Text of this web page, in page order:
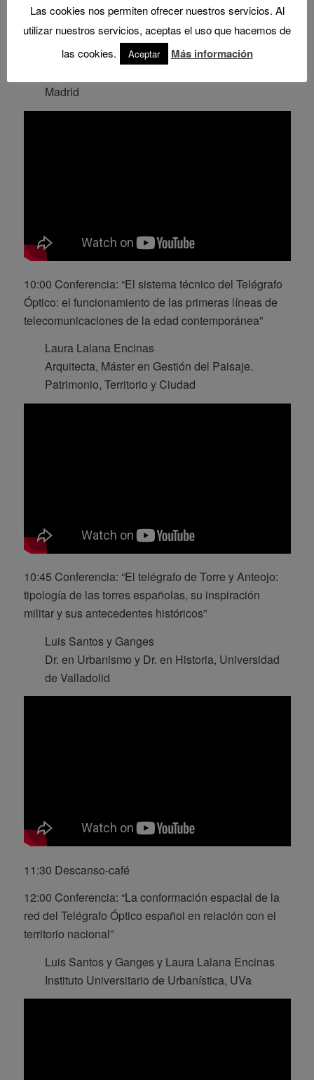
09:15 Conferencia: “Una contextualización histórica
del Telégrafo Óptico Español”
Darina Martykánová
Madrid
10:00 Conferencia: “El sistema técnico del Telégrafo
Óptico: el funcionamiento de las primeras líneas de
telecomunicaciones de la edad contemporánea”
Laura Lalana Encinas
Arquitecta, Máster en Gestión del Paisaje.
Patrimonio, Territorio y Ciudad
10:45 Conferencia: “El telégrafo de Torre y Anteojo:
tipología de las torres españolas, su inspiración
militar y sus antecedentes históricos”
Luis Santos y Ganges
Dr. en Urbanismo y Dr. en Historia, Universidad
de Valladolid
11:30 Descanso-café
12:00 Conferencia: “La conformación espacial de la
red del Telégrafo Óptico español en relación con el
territorio nacional”
Luis Santos y Ganges y Laura Lalana Encinas
Instituto Universitario de Urbanística, UVa
Las cookies nos permiten ofrecer nuestros servicios. Al
utilizar nuestros servicios, aceptas el uso que hacemos de
las cookies.
Aceptar Más información